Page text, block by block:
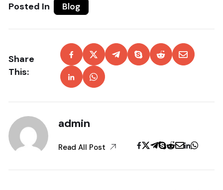
Posted In Blog
Share
This:
admin
Read All Post